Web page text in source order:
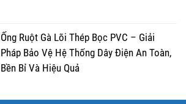
Ống Ruột Gà Lõi Thép Bọc PVC – Giải
Pháp Bảo Vệ Hệ Thống Dây Điện An Toàn,
Bền Bỉ Và Hiệu Quả